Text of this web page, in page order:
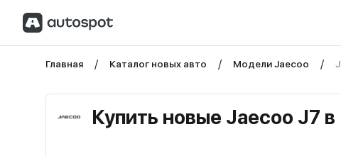
Главная Каталог новых авто Модели Jaecoo
Купить новые Jaecoo J7